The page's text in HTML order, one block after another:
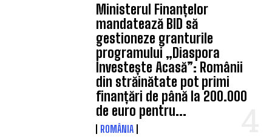
Ministerul Finanțelor
mandatează BID să
gestioneze granturile
programului „Diaspora
Investește Acasă”: Românii
din străinătate pot primi
finanțări de până la 200.000
de euro pentru...
ROMÂNIA